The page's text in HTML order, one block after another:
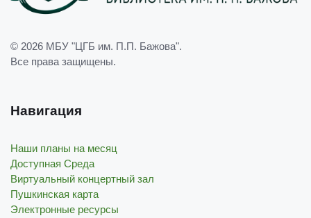
© 2026 МБУ "ЦГБ им. П.П. Бажова".
Все права защищены.
Навигация
Наши планы на месяц
Доступная Среда
Виртуальный концертный зал
Пушкинская карта
Электронные ресурсы